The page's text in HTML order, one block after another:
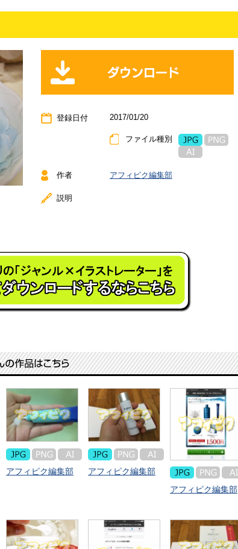
登録日付 2017/01/20
ファイル種別
作者 アフィピク編集部
説明
アフィピク編集部
アフィピク編集部
アフィピク編集部